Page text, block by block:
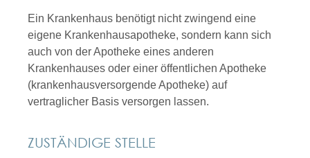
Ein Krankenhaus benötigt nicht zwingend eine
eigene Krankenhausapotheke, sondern kann sich
auch von der Apotheke eines anderen
Krankenhauses oder einer öffentlichen Apotheke
(krankenhausversorgende Apotheke) auf
vertraglicher Basis versorgen lassen.
ZUSTÄNDIGE STELLE